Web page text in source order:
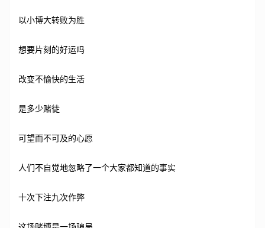
以小博大转败为胜
想要片刻的好运吗
改变不愉快的生活
是多少赌徒
可望而不可及的心愿
人们不自觉地忽略了一个大家都知道的事实
十次下注九次作弊